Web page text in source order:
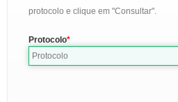
protocolo e clique em "Consultar".
Protocolo